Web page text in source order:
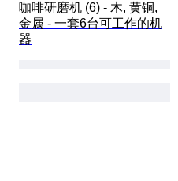
咖啡研磨机 (6) - 木, 黄铜,
金属 - 一套6台可工作的机
器